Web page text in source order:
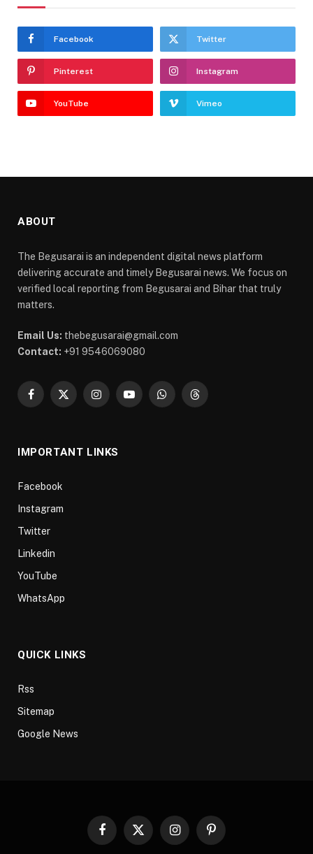
Facebook Twitter
Pinterest Instagram
YouTube Vimeo
ABOUT
The Begusarai is an independent digital news platform
delivering accurate and timely Begusarai news. We focus on
verified local reporting from Begusarai and Bihar that truly
matters.
Email Us: thebegusarai@gmail.com
Contact: +91 9546069080
Facebook
X
InstagramYouTubeWhatsAppThreads
IMPORTANT LINKS
Facebook
Instagram
Twitter
Linkedin
YouTube
WhatsApp
QUICK LINKS
Rss
Sitemap
Google News
Facebook
X
InstagramPinterest